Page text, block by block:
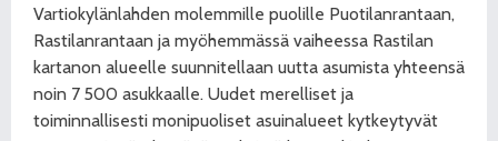
Vartiokylänlahden molemmille puolille Puotilanrantaan,
Rastilanrantaan ja myöhemmässä vaiheessa Rastilan
kartanon alueelle suunnitellaan uutta asumista yhteensä
noin 7 500 asukkaalle. Uudet merelliset ja
toiminnallisesti monipuoliset asuinalueet kytkeytyvät